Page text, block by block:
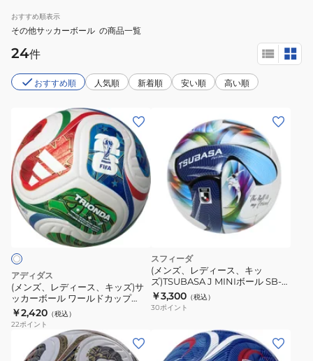
おすすめ順表示
その他サッカーボール の商品一覧
24件
おすすめ順 人気順 新着順 安い順 高い順
ズ、
レ
デ
ィ
ー
キ
ッ
ズ)
サ
ッ
アディダス
(メンズ、レディース、キッズ)サ
ッカーボール ワールドカップ
2026 ミニ ADFM120
￥2,420 （税込）
22ポイント
スフィーダ
(メンズ、レディース、キッ
ズ)TSUBASA J MINIボール SB-
26TJ03 MLT
￥3,300 （税込）
30ポイント